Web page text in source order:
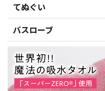
てぬぐい
バスローブ